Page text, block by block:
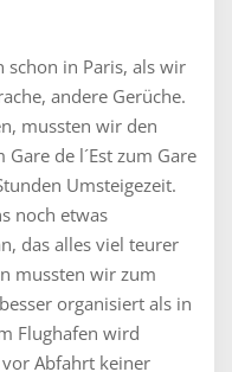
schon in Paris, als wir
andere Gerüche.
mussten wir den
de l´Est zum Gare
Umsteigezeit.
noch etwas
das alles viel teurer
mussten wir zum
organisiert als in
Flughafen wird
Abfahrt keiner